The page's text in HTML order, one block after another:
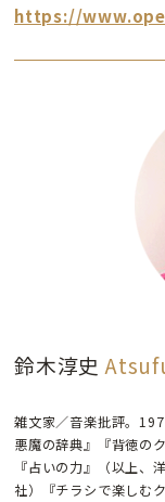
https://
鈴木淳史
雑文家／音楽批評。
悪魔の辞典』『背徳の
『占いの力』（以上、
社）『チラシで楽しむ